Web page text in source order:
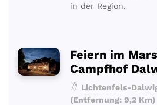
in der Region.
Feiern im
Campfhof
Lichtenfels-
(Entfernung: 9,2 Km)